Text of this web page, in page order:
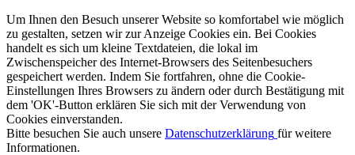
Um Ihnen den Besuch unserer Website so komfortabel wie möglich
zu gestalten, setzen wir zur Anzeige Cookies ein. Bei Cookies
handelt es sich um kleine Textdateien, die lokal im
Zwischenspeicher des Internet-Browsers des Seitenbesuchers
gespeichert werden. Indem Sie fortfahren, ohne die Cookie-
Einstellungen Ihres Browsers zu ändern oder durch Bestätigung mit
dem 'OK'-Button erklären Sie sich mit der Verwendung von
Cookies einverstanden.
Bitte besuchen Sie auch unsere Datenschutzerklärung für weitere
Informationen.